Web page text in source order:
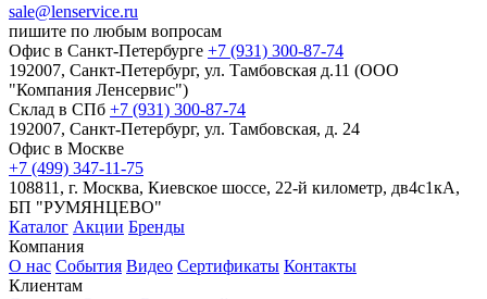
sale@lenservice.ru
пишите по любым вопросам
Офис в Санкт-Петербурге +7 (931) 300-87-74
192007, Санкт-Петербург, ул. Тамбовская д.11 (ООО
"Компания Ленсервис")
Склад в СПб +7 (931) 300-87-74
192007, Санкт-Петербург, ул. Тамбовская, д. 24
Офис в Москве
+7 (499) 347-11-75
108811, г. Москва, Киевское шоссе, 22-й километр, дв4с1кА,
БП "РУМЯНЦЕВО"
Каталог Акции Бренды
Компания
О нас События Видео Сертификаты Контакты
Клиентам